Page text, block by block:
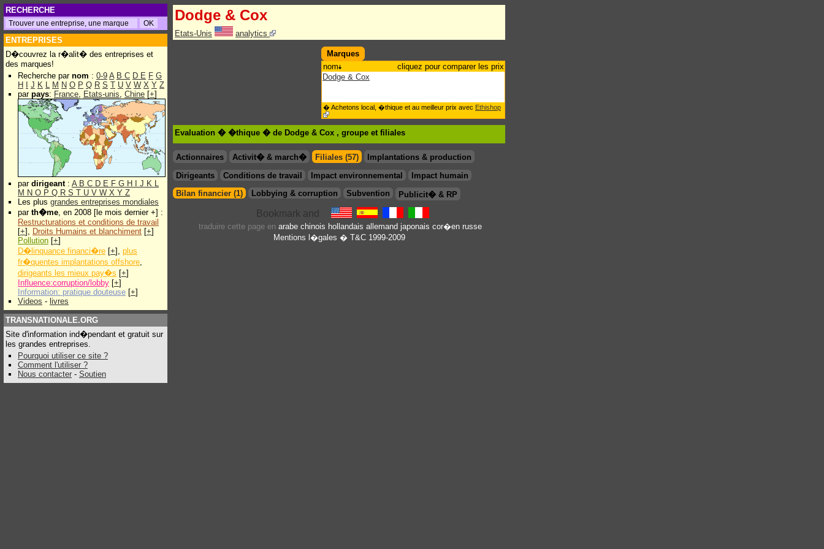
RECHERCHE
ENTREPRISES
D�couvrez la r�alit� des entreprises et
des marques!
Recherche par nom : 0-9 A B C D E F G
H
J K L M N O P Q R S T U V W X Y Z
par pays: France, Etats-unis, Chine [+]
par dirigeant: A B C D E F G H J K L
M N O P Q R S T U V W X Y Z
Les plus grandes entreprises mondiales
par th�me, en 2008 [le mois dernier +] :
Restructurations et conditions de travail
[+], Droits Humains et blanchiment [+]
Pollution [+]
D�linquance financi�re [+], plus
fr�quentes implantations offshore,
dirigeants les mieux pay�s [+]
Influence:corruption/lobby [+]
Information: pratique douteuse [+]
Videos - livres
TRANSNATIONALE.ORG
Site d'information ind�pendant et gratuit sur
les grandes entreprises.
Pourquoi utiliser ce site ?
Comment l'utiliser ?
Nous contacter - Soutien
Dodge & Cox
Etats-Unis analytics
Marques
nom
cliquez pour comparer les prix
Dodge & Cox
� Achetons local, �thique et au meilleur prix avec Ethishop
Evaluation � �thique � de Dodge & Cox , groupe et filiales
Actionnaires Activit� & march� Filiales (57)
Implantations & production
Dirigeants
Conditions de travail Impact environnemental
Impact humain
Bilan financier (1)
Lobbying & corruption Subvention Publicit� & RP
traduire cette page en arabe chinois hollandais allemand japonais cor�en russe
Mentions l�gales � T&C 1999-2009